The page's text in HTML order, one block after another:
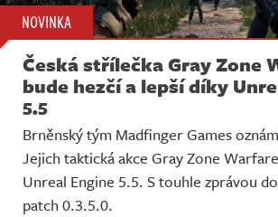
NOVINKA
Česká střílečka Gray Zone
bude hezčí a lepší díky
5.5
Brněnský tým Madfinger Games
Jejich taktická akce Gray Zone
Unreal Engine 5.5. S touhle zprávou
patch 0.3.5.0.